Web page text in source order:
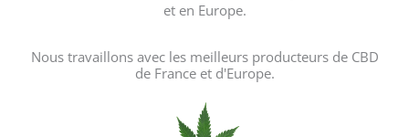
et en Europe.
Nous travaillons avec les meilleurs producteurs de CBD
de France et d'Europe.